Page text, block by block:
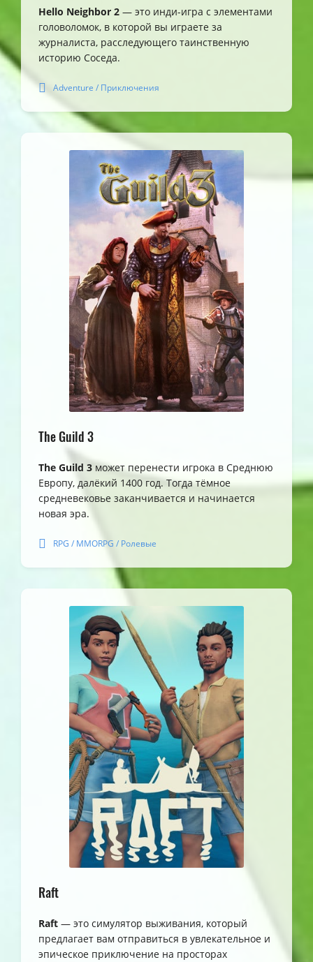
Hello Neighbor 2 — это инди-игра с элементами
головоломок, в которой вы играете за
журналиста, расследующего таинственную
историю Соседа.
Adventure / Приключения
The Guild 3
The Guild 3 может перенести игрока в Среднюю
Европу, далёкий 1400 год. Тогда тёмное
средневековье заканчивается и начинается
новая эра.
RPG / MMORPG / Ролевые
Raft
Raft — это симулятор выживания, который
предлагает вам отправиться в увлекательное и
эпическое приключение на просторах